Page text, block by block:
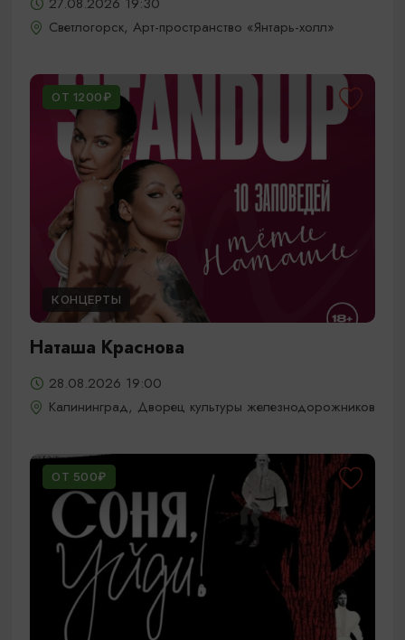
Светлогорск, Арт-пространство «Янтарь-холл»
ОТ 1200₽
КОНЦЕРТЫ
Наташа Краснова
28.08.2026 19:00
Калининград, Дворец культуры железнодорожников
ОТ 500₽